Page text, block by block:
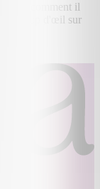
comment il
un coup d'œil sur